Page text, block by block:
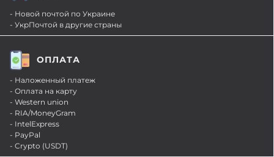
- Новой почтой по Украине
- УкрПочтой в другие страны
ОПЛАТА
- Наложенный платеж
- Оплата на карту
- Western union
- RIA/MoneyGram
- IntelExpress
- PayPal
- Crypto (USDT)